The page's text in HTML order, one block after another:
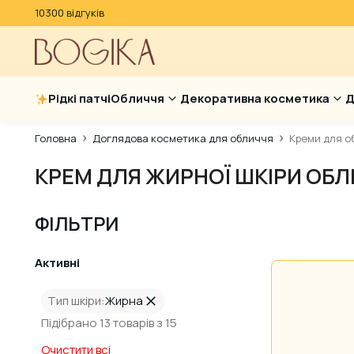
10300 відгуків
Рідкі патчіОбличчя Декоративна косметика
Головна Доглядова косметика для обличчя Креми для
КРЕМ ДЛЯ ЖИРНОЇ ШКІРИ
ФІЛЬТРИ
Активні
Тип шкіри:Жирна
Підібрано 13 товарів з 15
Очистити всі